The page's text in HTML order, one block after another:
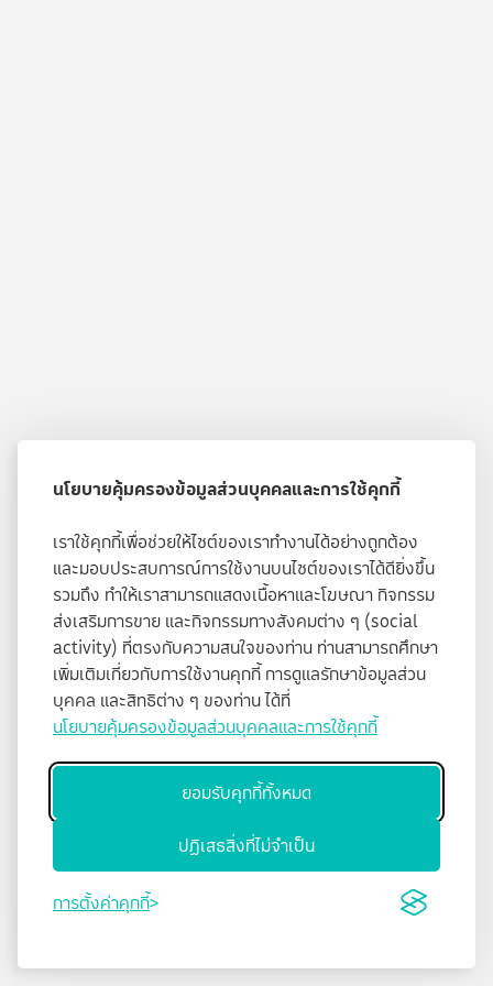
นโยบายคุ้มครองข้อมูลส่วนบุคคลและการใช้คุกกี้
เราใช้คุกกี้เพื่อช่วยให้ไซต์ของเราทำงานได้อย่างถูกต้อง
และมอบประสบการณ์การใช้งานบนไซต์ของเราได้ดียิ่งขึ้น
รวมถึง ทำให้เราสามารถแสดงเนื้อหาและโฆษณา กิจกรรม
ส่งเสริมการขาย และกิจกรรมทางสังคมต่าง ๆ (social
activity) ที่ตรงกับความสนใจของท่าน ท่านสามารถศึกษา
เพิ่มเติมเกี่ยวกับการใช้งานคุกกี้ การดูแลรักษาข้อมูลส่วน
บุคคล และสิทธิต่าง ๆ ของท่าน ได้ที่
นโยบายคุ้มครองข้อมูลส่วนบุคคลและการใช้คุกกี้
ยอมรับคุกกี้ทั้งหมด
ปฏิเสธสิ่งที่ไม่จำเป็น
การตั้งค่าคุกกี้